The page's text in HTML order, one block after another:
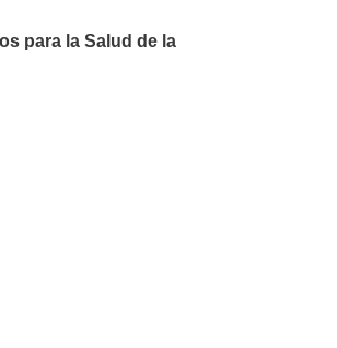
para la Salud de la